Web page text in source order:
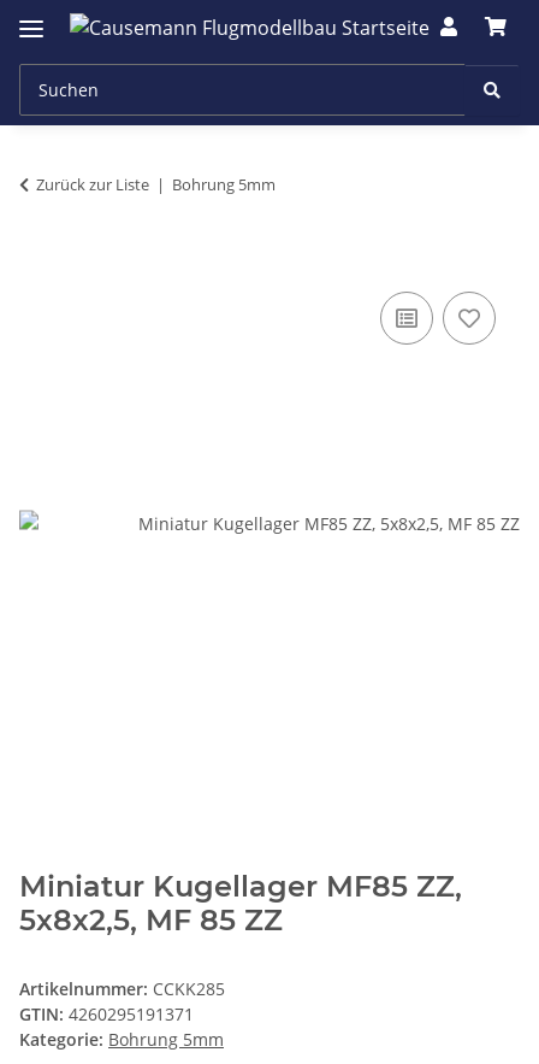
Zurück zur Liste Bohrung 5mm
Miniatur Kugellager MF85 ZZ,
5x8x2,5, MF 85 ZZ
Artikelnummer: CCKK285
GTIN: 4260295191371
Kategorie: Bohrung 5mm